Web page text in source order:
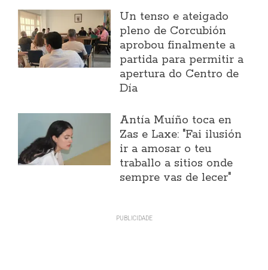
Un tenso e ateigado
pleno de Corcubión
aprobou finalmente a
partida para permitir a
apertura do Centro de
Día
Antía Muíño toca en
Zas e Laxe: "Fai ilusión
ir a amosar o teu
traballo a sitios onde
sempre vas de lecer"